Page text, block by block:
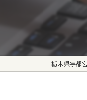
栃木県宇都